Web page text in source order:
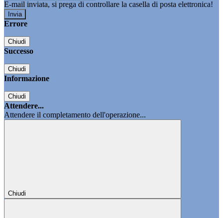
E-mail inviata, si prega di controllare la casella di posta elettronica!
Errore
Chiudi
Successo
Chiudi
Informazione
Chiudi
Attendere...
Attendere il completamento dell'operazione...
Chiudi